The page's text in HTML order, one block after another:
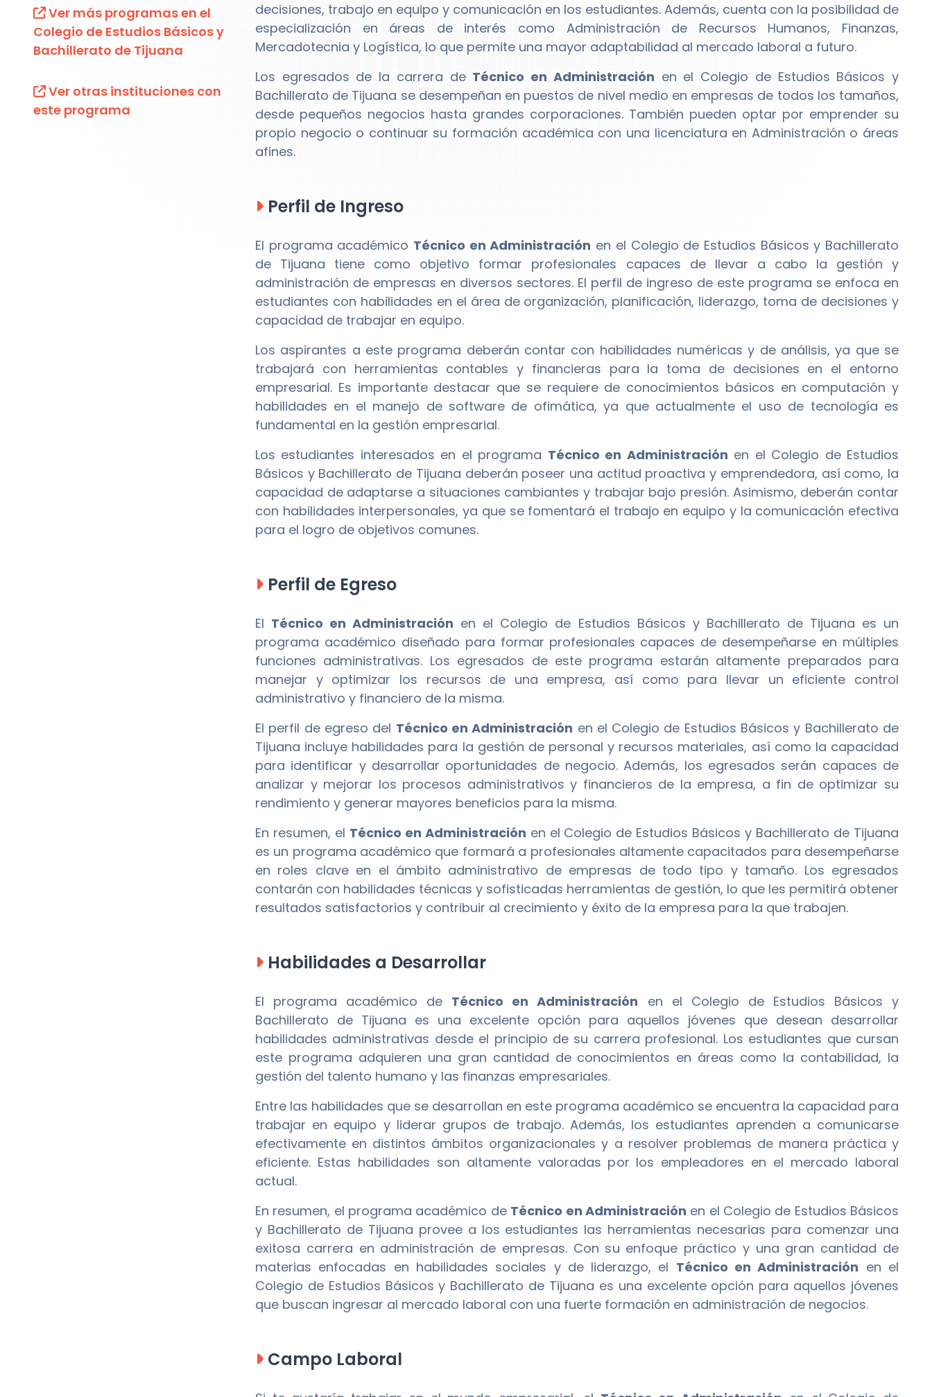
Ver más programas en el
Colegio de Estudios Básicos y
Bachillerato de Tijuana
Ver otras instituciones con
este programa
decisiones, trabajo en equipo y comunicación en los estudiantes. Además, cuenta con la posibilidad de
especialización en áreas de interés como Administración de Recursos Humanos, Finanzas,
Mercadotecnia y Logística, lo que permite una mayor adaptabilidad al mercado laboral a futuro.
Los egresados de la carrera de Técnico en Administración en el Colegio de Estudios Básicos y
Bachillerato de Tijuana se desempeñan en puestos de nivel medio en empresas de todos los tamaños,
desde pequeños negocios hasta grandes corporaciones. También pueden optar por emprender su
propio negocio o continuar su formación académica con una licenciatura en Administración o áreas
afines.
Perfil de Ingreso
El programa académico Técnico en Administración en el Colegio de Estudios Básicos y Bachillerato
de Tijuana tiene como objetivo formar profesionales capaces de llevar a cabo la gestión y
administración de empresas en diversos sectores. El perfil de ingreso de este programa se enfoca en
estudiantes con habilidades en el área de organización, planificación, liderazgo, toma de decisiones y
capacidad de trabajar en equipo.
Los aspirantes a este programa deberán contar con habilidades numéricas y de análisis, ya que se
trabajará con herramientas contables y financieras para la toma de decisiones en el entorno
empresarial. Es importante destacar que se requiere de conocimientos básicos en computación y
habilidades en el manejo de software de ofimática, ya que actualmente el uso de tecnología es
fundamental en la gestión empresarial.
Los estudiantes interesados en el programa Técnico en Administración en el Colegio de Estudios
Básicos y Bachillerato de Tijuana deberán poseer una actitud proactiva y emprendedora, así como, la
capacidad de adaptarse a situaciones cambiantes y trabajar bajo presión. Asimismo, deberán contar
con habilidades interpersonales, ya que se fomentará el trabajo en equipo y la comunicación efectiva
para el logro de objetivos comunes.
Perfil de Egreso
El Técnico en Administración en el Colegio de Estudios Básicos y Bachillerato de Tijuana es un
programa académico diseñado para formar profesionales capaces de desempeñarse en múltiples
funciones administrativas. Los egresados de este programa estarán altamente preparados para
manejar y optimizar los recursos de una empresa, así como para llevar un eficiente control
administrativo y financiero de la misma.
El perfil de egreso del Técnico en Administración en el Colegio de Estudios Básicos y Bachillerato de
Tijuana incluye habilidades para la gestión de personal y recursos materiales, así como la capacidad
para identificar y desarrollar oportunidades de negocio. Además, los egresados serán capaces de
analizar y mejorar los procesos administrativos y financieros de la empresa, a fin de optimizar su
rendimiento y generar mayores beneficios para la misma.
En resumen, el Técnico en Administración en el Colegio de Estudios Básicos y Bachillerato de Tijuana
es un programa académico que formará a profesionales altamente capacitados para desempeñarse
en roles clave en el ámbito administrativo de empresas de todo tipo y tamaño. Los egresados
contarán con habilidades técnicas y sofisticadas herramientas de gestión, lo que les permitirá obtener
resultados satisfactorios y contribuir al crecimiento y éxito de la empresa para la que trabajen.
Habilidades a Desarrollar
El programa académico de Técnico en Administración en el Colegio de Estudios Básicos y
Bachillerato de Tijuana es una excelente opción para aquellos jóvenes que desean desarrollar
habilidades administrativas desde el principio de su carrera profesional. Los estudiantes que cursan
este programa adquieren una gran cantidad de conocimientos en áreas como la contabilidad, la
gestión del talento humano y las finanzas empresariales.
Entre las habilidades que se desarrollan en este programa académico se encuentra la capacidad para
trabajar en equipo y liderar grupos de trabajo. Además, los estudiantes aprenden a comunicarse
efectivamente en distintos ámbitos organizacionales y a resolver problemas de manera práctica y
eficiente. Estas habilidades son altamente valoradas por los empleadores en el mercado laboral
actual.
En resumen, el programa académico de Técnico en Administración en el Colegio de Estudios Básicos
y Bachillerato de Tijuana provee a los estudiantes las herramientas necesarias para comenzar una
exitosa carrera en administración de empresas. Con su enfoque práctico y una gran cantidad de
materias enfocadas en habilidades sociales y de liderazgo, el Técnico en Administración en el
Colegio de Estudios Básicos y Bachillerato de Tijuana es una excelente opción para aquellos jóvenes
que buscan ingresar al mercado laboral con una fuerte formación en administración de negocios.
Campo Laboral